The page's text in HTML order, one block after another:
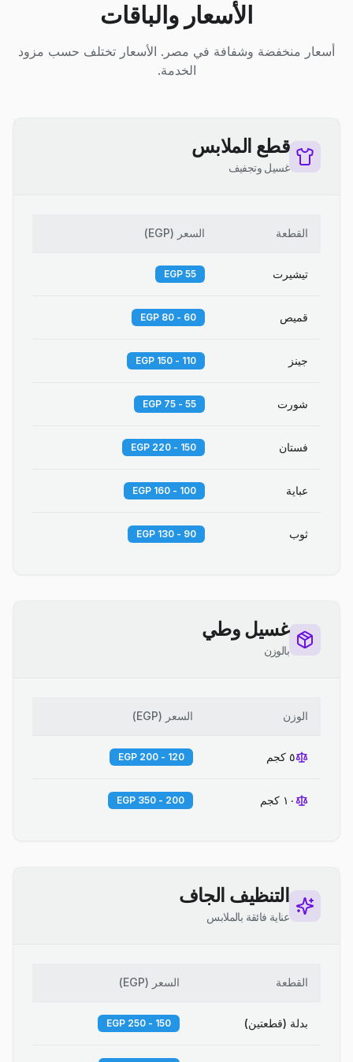
الأسعار والباقات
أسعار منخفضة وشفافة في مصر. الأسعار تختلف حسب مزود
الخدمة.
قطع الملابس
غسيل وتجفيف
القطعة السعر (
EGP
)
تيشيرت 55 EGP
قميص 60 - 80 EGP
جينز 110 - 150 EGP
شورت 55 - 75 EGP
فستان 150 - 220 EGP
عباية 100 - 160 EGP
ثوب 90 - 130 EGP
غسيل وطي
بالوزن
الوزن السعر (
EGP
)
٥ كجم 120 - 200 EGP
١٠ كجم 200 - 350 EGP
التنظيف الجاف
عناية فائقة بالملابس
القطعة السعر (
EGP
)
بدلة (قطعتين) 150 - 250 EGP